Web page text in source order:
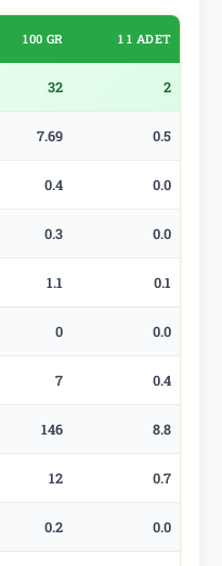
100 GR 1 1 ADET
32 2
7.69 0.5
0.4 0.0
0.3 0.0
1.1 0.1
0 0.0
7 0.4
146 8.8
12 0.7
0.2 0.0